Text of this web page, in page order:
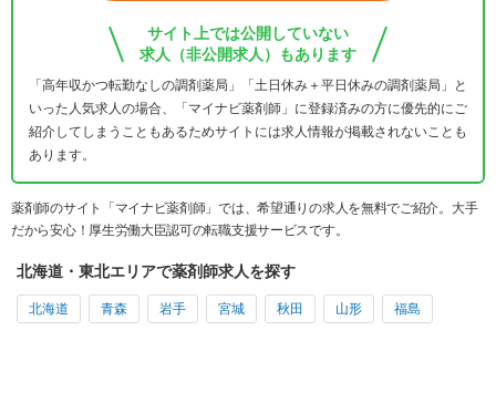
サイト上では公開していない
求人（非公開求人）もあります
「高年収かつ転勤なしの調剤薬局」「土日休み＋平日休みの調剤薬局」と
いった人気求人の場合、「マイナビ薬剤師」に登録済みの方に優先的にご
紹介してしまうこともあるためサイトには求人情報が掲載されないことも
あります。
薬剤師のサイト「マイナビ薬剤師」では、希望通りの求人を無料でご紹介。大手
だから安心！厚生労働大臣認可の転職支援サービスです。
北海道・東北エリアで薬剤師求人を探す
北海道 青森 岩手 宮城 秋田 山形 福島